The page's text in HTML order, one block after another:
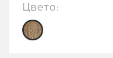
Цвета: